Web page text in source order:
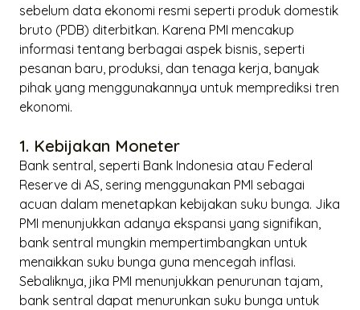
sebelum data ekonomi resmi seperti produk domestik
bruto (PDB) diterbitkan. Karena PMI mencakup
informasi tentang berbagai aspek bisnis, seperti
pesanan baru, produksi, dan tenaga kerja, banyak
pihak yang menggunakannya untuk memprediksi tren
ekonomi.
1. Kebijakan Moneter
Bank sentral, seperti Bank Indonesia atau Federal
Reserve di AS, sering menggunakan PMI sebagai
acuan dalam menetapkan kebijakan suku bunga. Jika
PMI menunjukkan adanya ekspansi yang signifikan,
bank sentral mungkin mempertimbangkan untuk
menaikkan suku bunga guna mencegah inflasi.
Sebaliknya, jika PMI menunjukkan penurunan tajam,
bank sentral dapat menurunkan suku bunga untuk